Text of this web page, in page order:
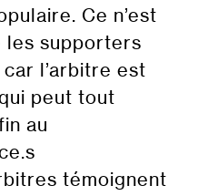
Ce n’est
les supporters
l’arbitre est
peut tout
au
témoignent